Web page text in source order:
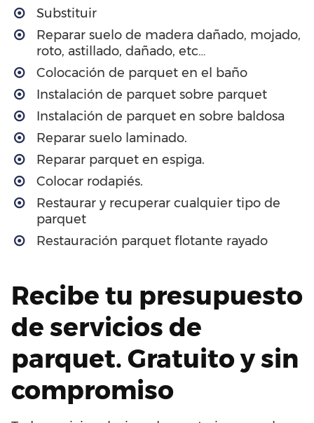
Substituir
Reparar suelo de madera dañado, mojado,
roto, astillado, dañado, etc…
Colocación de parquet en el baño
Instalación de parquet sobre parquet
Instalación de parquet en sobre baldosa
Reparar suelo laminado.
Reparar parquet en espiga.
Colocar rodapiés.
Restaurar y recuperar cualquier tipo de
parquet
Restauración parquet flotante rayado
Recibe tu presupuesto
de servicios de
parquet. Gratuito y sin
compromiso